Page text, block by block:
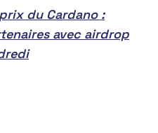
du Cardano :
avec airdrop